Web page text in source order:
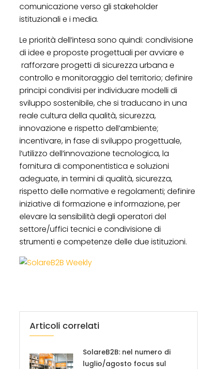
comunicazione verso gli stakeholder
istituzionali e i media.
Le priorità dell’intesa sono quindi: condivisione
di idee e proposte progettuali per avviare e
rafforzare progetti di sicurezza urbana e
controllo e monitoraggio del territorio; definire
principi condivisi per individuare modelli di
sviluppo sostenibile, che si traducano in una
reale cultura della qualità, sicurezza,
innovazione e rispetto dell’ambiente;
incentivare, in fase di sviluppo progettuale,
l’utilizzo dell’innovazione tecnologica, la
fornitura di componentistica e soluzioni
adeguate, in termini di qualità, sicurezza,
rispetto delle normative e regolamenti; definire
iniziative di formazione e informazione, per
elevare la sensibilità degli operatori del
settore/uffici tecnici e condivisione di
strumenti e competenze delle due istituzioni.
Articoli correlati
SolareB2B: nel numero di
luglio/agosto focus sul